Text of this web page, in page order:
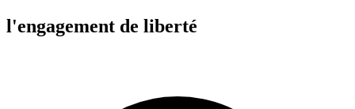
l'engagement de liberté